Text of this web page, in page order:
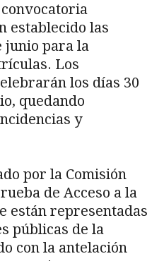
establecido las
junio para la
Los
los días 30
quedando
y
por la Comisión
de Acceso a la
están representadas
públicas de la
con la antelación